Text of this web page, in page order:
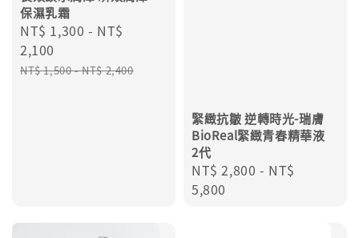
保濕乳霜
Sale
price
NT$ 1,300 - NT$
2,100
Regular
NT$ 1,500-NT$ 2,400
緊緻抗皺 逆轉時光-瑞膚
BioReal緊緻青春精華液
2代
Regular
price
NT$ 2,800 - NT$
5,800